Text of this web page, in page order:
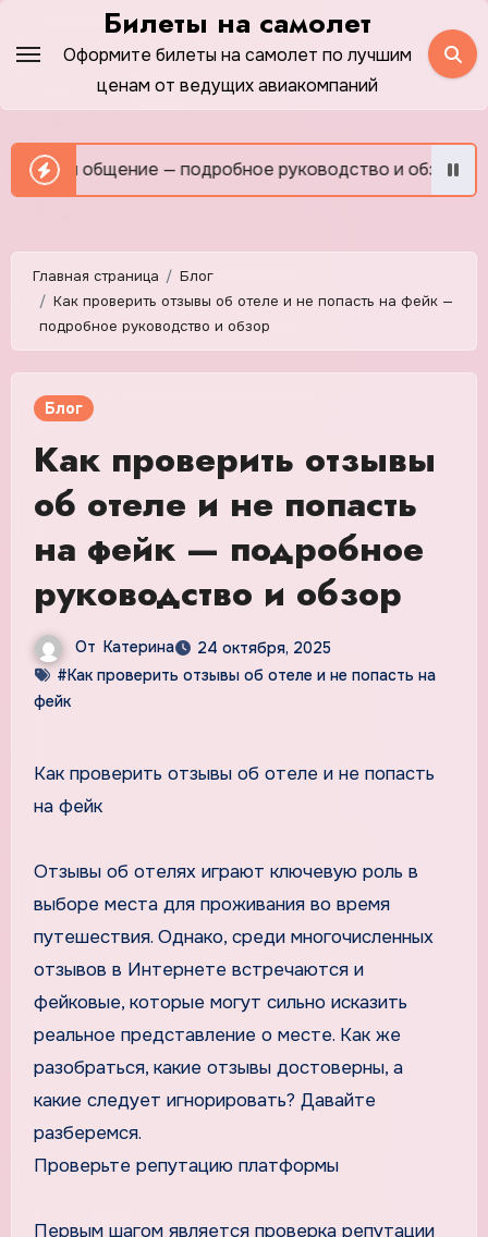
Билеты на самолет
Оформите билеты на самолет по лучшим
ценам от ведущих авиакомпаний
— подробное руководство и обзор Как
Главная страница
Блог
Как проверить отзывы об отеле и не попасть на фейк —
подробное руководство и обзор
Блог
Как проверить отзывы
об отеле и не попасть
на фейк — подробное
руководство и обзор
От Катерина
24 октября, 2025
#Как проверить отзывы об отеле и не попасть на
фейк
Как проверить отзывы об отеле и не попасть
на фейк
Отзывы об отелях играют ключевую роль в
выборе места для проживания во время
путешествия. Однако, среди многочисленных
отзывов в Интернете встречаются и
фейковые, которые могут сильно исказить
реальное представление о месте. Как же
разобраться, какие отзывы достоверны, а
какие следует игнорировать? Давайте
разберемся.
Проверьте репутацию платформы
Первым шагом является проверка репутации